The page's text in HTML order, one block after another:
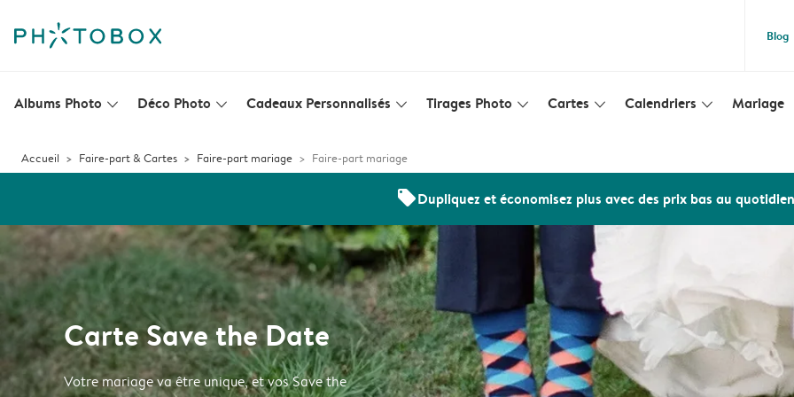
Blog
Albums Photo slim_arrow_down Déco Photo slim_arrow_down Cadeaux Personnalisés slim_arrow_down Tirages Photo slim_arrow_down Cartes slim_arrow_down Calendriers slim_arrow_down Mariage
Accueil Faire-part & Cartes Faire-part mariage Faire-part mariage
offersDupliquez et économisez plus avec des prix bas au quotidien
Carte Save the Date
Votre mariage va être unique, et vos Save the